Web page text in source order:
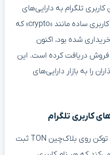
کاربری تلگرام به دارایی‌های
باارزشی تبدیل شده‌اند. یک نام کاربری ساده مانند «crypto» که
با ۴ هزار دلار خریداری شده بود، اکنون
برای فروش دریافت کرده است. این
را به بازار دارایی‌های
کاربری تلگرام
نام‌های کاربری تلگرام به صورت توکن روی بلاک‌چین TON ثبت